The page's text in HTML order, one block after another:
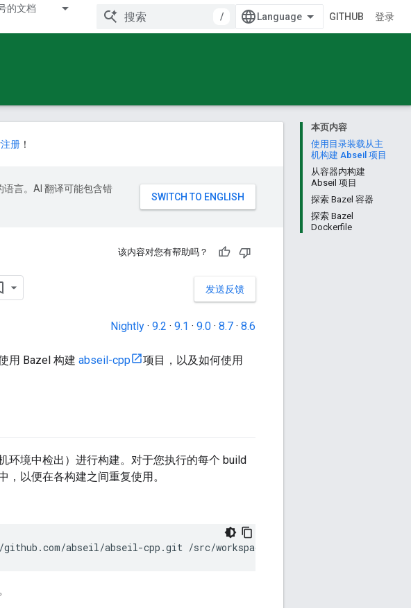
的文档
/ GITHUB 登录
本页内容
使用目录装载从主
机构建 Abseil 项目
从容器内构建
Abseil 项目
探索 Bazel 容器
探索 Bazel
Dockerfile
注册 ！
语言。AI 翻译可能包含错
该内容对您有帮助吗？
发送反馈
Nightly · 9.2 · 9.1 · 9.0 · 8.7 · 8.6
用 Bazel 构建 abseil-cpp
项目，以及如何使用
环境中检出）进行构建。对于您执行的每个 build
以便在各构建之间重复使用。
abseil/abseil-cpp.git /src/workspace